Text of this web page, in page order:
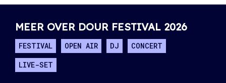
MEER OVER DOUR FESTIVAL 2026
FESTIVAL OPEN AIR DJ
CONCERT
LIVE-SET